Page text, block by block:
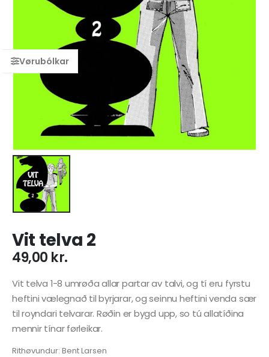
Vit telva 2
49,00 kr.
Vit telva 1-8 umrøða allar partar av talvi, og tí eru fyrstu
heftini vælegnað til byrjarar, og seinnu heftini venda sær
til royndari telvarar. Røðin er bygd upp, so tú allatíðina
mennir tínar førleikar.
Rithøvundur: Bent Larsen